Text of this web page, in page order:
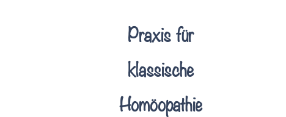
Praxis für
klassische
Homöopathie